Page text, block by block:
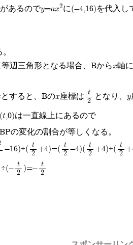
あるのでy=ax2に(-4,16)を代入し
辺三角形となる場合、Bからx軸
すると、Bのx座標は
t
2
となり、y
は一直線上にあるので
の変化の割合が等しくなる。
-16)÷(
t
2
+4)=(
t
2
-4)(
t
2
+4)÷(
t
2
÷(-
t
2
)=-
t
2